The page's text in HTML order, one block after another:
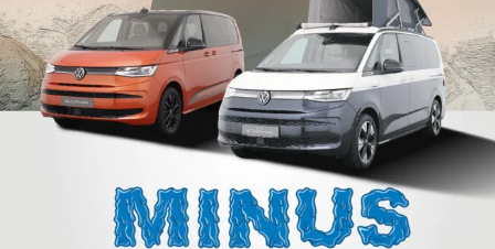
Jahren stand die Marke KNAUS für Freiheit, moderne
Produktion, Leidenschaft und einen enormen
Erfahrungsschatz. Durch seine Vorreiterrolle und die
hochwertigen Modelle, die sich an der Spitze der
Wohnwagenindustrie befinden, ist die Entscheidung ganz klar
auf KNAUS gefallen – eine Fügung mit der wir uns sehr
Die Zusammenarbeit mit dem Topunternehmen ist